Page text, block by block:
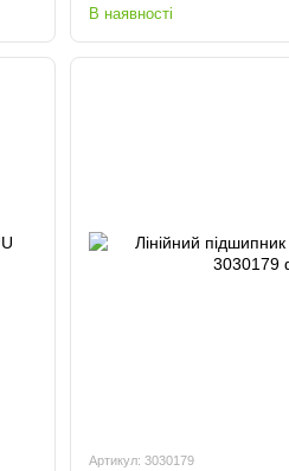
В наявності
Артикул: 3030179